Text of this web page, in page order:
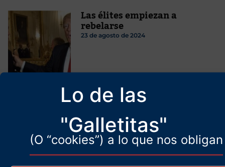
Lo de las
"Galletitas"
(O “cookies”) a lo que nos obligan
Las élites empiezan a
rebelarse
23 de agosto de 2024
Incapaz de reaccionar, la
vieja élite merece ser barrida
5 de abril de 2025